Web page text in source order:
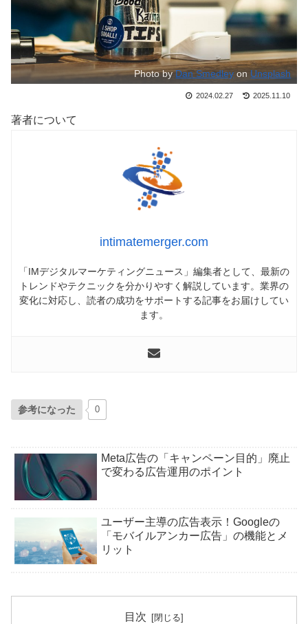
Photo byDan Smedley on Unsplash
2024.02.27 2025.11.10
著者について
intimatemerger.com
「IMデジタルマーケティングニュース」編集者として、最新の
トレンドやテクニックを分かりやすく解説しています。業界の
変化に対応し、読者の成功をサポートする記事をお届けしてい
ます。
参考になった 0
Meta広告の「キャンペーン目的」廃止
で変わる広告運用のポイント
ユーザー主導の広告表示！Googleの
「モバイルアンカー広告」の機能とメ
リット
目次